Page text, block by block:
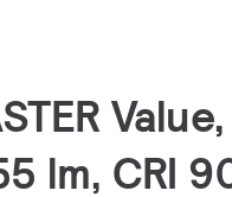
lm, CRI